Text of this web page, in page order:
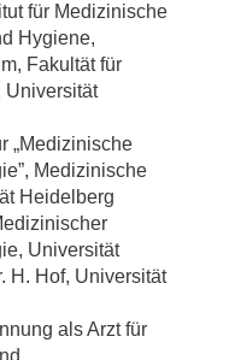
für Medizinische
Fakultät für
Universität
Medizinische
Heidelberg
Universität
H. Hof, Universität
als Arzt für